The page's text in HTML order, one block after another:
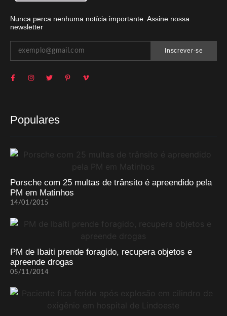
Nunca perca nenhuma notícia importante. Assine nossa
newsletter
Inscrever-se
Populares
Porsche com 25 multas de trânsito é apreendido pela
PM em Matinhos
14/01/2015
PM de Ibaiti prende foragido, recupera objetos e
apreende drogas
05/11/2014